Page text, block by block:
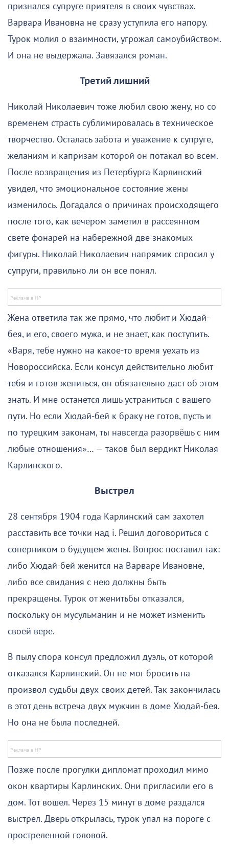
признался супруге приятеля в своих чувствах.
Варвара Ивановна не сразу уступила его напору.
Турок молил о взаимности, угрожал самоубийством.
И она не выдержала. Завязался роман.
Третий лишний
Николай Николаевич тоже любил свою жену, но со
временем страсть сублимировалась в техническое
творчество. Осталась забота и уважение к супруге,
желаниям и капризам которой он потакал во всем.
После возвращения из Петербурга Карлинский
увидел, что эмоциональное состояние жены
изменилось. Догадался о причинах происходящего
после того, как вечером заметил в рассеянном
свете фонарей на набережной две знакомых
фигуры. Николай Николаевич напрямик спросил у
супруги, правильно ли он все понял.
Жена ответила так же прямо, что любит и Хюдай-
бея, и его, своего мужа, и не знает, как поступить.
«Варя, тебе нужно на какое-то время уехать из
Новороссийска. Если консул действительно любит
тебя и готов жениться, он обязательно даст об этом
знать. И мне останется лишь устраниться с вашего
пути. Но если Хюдай-бей к браку не готов, пусть и
по турецким законам, ты навсегда разорвёшь с ним
любые отношения»… — таков был вердикт Николая
Карлинского.
Выстрел
28 сентября 1904 года Карлинский сам захотел
расставить все точки над i. Решил договориться с
соперником о будущем жены. Вопрос поставил так:
либо Хюдай-бей женится на Варваре Ивановне,
либо все свидания с нею должны быть
прекращены. Турок от женитьбы отказался,
поскольку он мусульманин и не может изменить
своей вере.
В пылу спора консул предложил дуэль, от которой
отказался Карлинский. Он не мог бросить на
произвол судьбы двух своих детей. Так закончилась
в этот день встреча двух мужчин в доме Хюдай-бея.
Но она не была последней.
Позже после прогулки дипломат проходил мимо
окон квартиры Карлинских. Они пригласили его в
дом. Тот вошел. Через 15 минут в доме раздался
выстрел. Дверь открылась, турок упал на пороге с
простреленной головой.